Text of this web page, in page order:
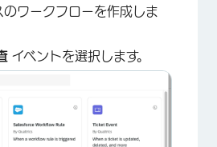
×
のワークフローを作成しま
イベントを選択します。